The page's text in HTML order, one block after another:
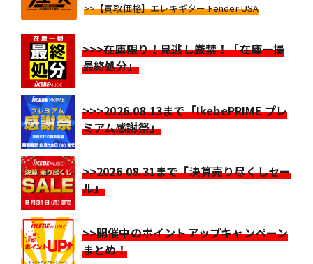
>>【買取価格】エレキギター Fender USA
>>>在庫限り！見逃し厳禁！「在庫一掃
最終処分」
>>>2026.08.13まで「IkebePRIME プレ
ミアム感謝祭」
>>2026.08.31まで「決算売り尽くしセー
ル」
>>開催中のポイントアップキャンペーン
まとめ！